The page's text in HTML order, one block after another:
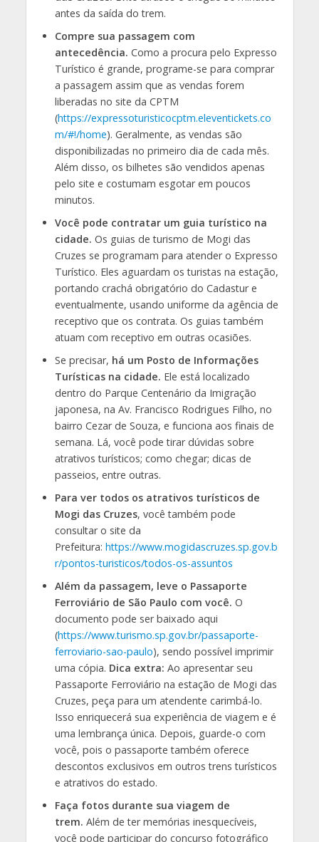
antes da saída do trem.
Compre sua passagem com
antecedência. Como a procura pelo Expresso
Turístico é grande, programe-se para comprar
a passagem assim que as vendas forem
liberadas no site da CPTM
(https://expressoturisticocptm.eleventickets.co
m/#!/home). Geralmente, as vendas são
disponibilizadas no primeiro dia de cada mês.
Além disso, os bilhetes são vendidos apenas
pelo site e costumam esgotar em poucos
minutos.
Você pode contratar um guia turístico na
cidade. Os guias de turismo de Mogi das
Cruzes se programam para atender o Expresso
Turístico. Eles aguardam os turistas na estação,
portando crachá obrigatório do Cadastur e
eventualmente, usando uniforme da agência de
receptivo que os contrata. Os guias também
atuam com receptivo em outras ocasiões.
Se precisar, há um Posto de Informações
Turísticas na cidade. Ele está localizado
dentro do Parque Centenário da Imigração
japonesa, na Av. Francisco Rodrigues Filho, no
bairro Cezar de Souza, e funciona aos finais de
semana. Lá, você pode tirar dúvidas sobre
atrativos turísticos; como chegar; dicas de
passeios, entre outras.
Para ver todos os atrativos turísticos de
Mogi das Cruzes, você também pode
consultar o site da
Prefeitura: https://www.mogidascruzes.sp.gov.b
r/pontos-turisticos/todos-os-assuntos
Além da passagem, leve o Passaporte
Ferroviário de São Paulo com você. O
documento pode ser baixado aqui
(https://www.turismo.sp.gov.br/passaporte-
ferroviario-sao-paulo), sendo possível imprimir
uma cópia. Dica extra: Ao apresentar seu
Passaporte Ferroviário na estação de Mogi das
Cruzes, peça para um atendente carimbá-lo.
Isso enriquecerá sua experiência de viagem e é
uma lembrança única. Depois, guarde-o com
você, pois o passaporte também oferece
descontos exclusivos em outros trens turísticos
e atrativos do estado.
Faça fotos durante sua viagem de
trem. Além de ter memórias inesquecíveis,
você pode participar do concurso fotográfico